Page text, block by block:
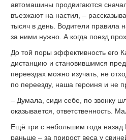
автомашины продвигаются
въезжают на настил, –
тысяч в день. Водители правила
за ними нужно. А когда поезд
До той поры эффективность его
дистанцию и становившимся
переездах можно изучать, не
по переезду, наша героиня и не
– Думала, сиди себе, по звонку
оказывается, ответственность.
Ещё три с небольшим года
раньше – за прирост веса у